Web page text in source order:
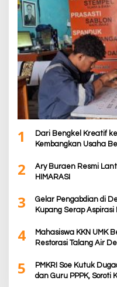
1
Dari Bengkel Kreatif
Kembangkan Usaha
2
Ary Buraen Resmi
HIMARASI
3
Gelar Pengabdian di
Kupang Serap
4
Mahasiswa KKN UMK
Restorasi Talang Air
5
PMKRI Soe Kutuk
dan Guru PPPK,